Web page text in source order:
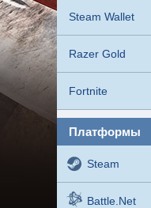
Steam Wallet
Razer Gold
Fortnite
платформы
Steam
Battle.net